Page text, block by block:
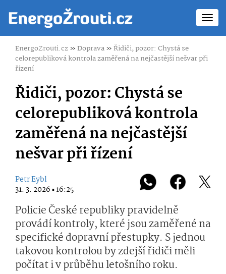
EnergoZrouti.cz»Doprava»Řidiči, pozor: Chystá se
celorepubliková kontrola zaměřená na nejčastější nešvar při
řízení
Řidiči, pozor: Chystá se
celorepubliková kontrola
zaměřená na nejčastější
nešvar při řízení
Petr Eybl
31. 3. 2026 ▪ 16:25
Policie České republiky pravidelně
provádí kontroly, které jsou zaměřené na
specifické dopravní přestupky. S jednou
takovou kontrolou by zdejší řidiči měli
počítat i v průběhu letošního roku.